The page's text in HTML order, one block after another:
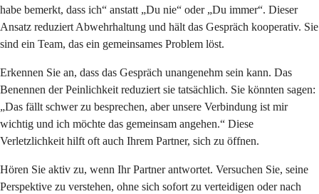
habe bemerkt, dass ich“ anstatt „Du nie“ oder „Du immer“. Dieser
Ansatz reduziert Abwehrhaltung und hält das Gespräch kooperativ. Sie
sind ein Team, das ein gemeinsames Problem löst.
Erkennen Sie an, dass das Gespräch unangenehm sein kann. Das
Benennen der Peinlichkeit reduziert sie tatsächlich. Sie könnten sagen:
„Das fällt schwer zu besprechen, aber unsere Verbindung ist mir
wichtig und ich möchte das gemeinsam angehen.“ Diese
Verletzlichkeit hilft oft auch Ihrem Partner, sich zu öffnen.
Hören Sie aktiv zu, wenn Ihr Partner antwortet. Versuchen Sie, seine
Perspektive zu verstehen, ohne sich sofort zu verteidigen oder nach